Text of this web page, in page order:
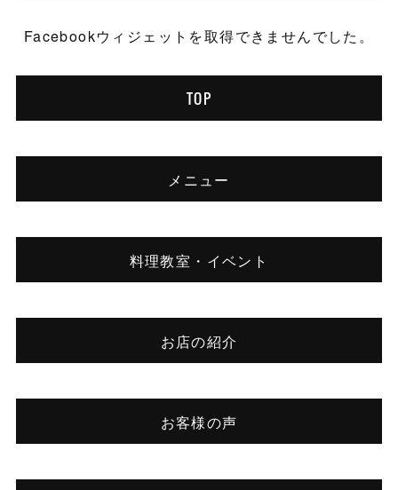
Facebookウィジェットを取得できませんでした。
TOP
メニュー
料理教室・イベント
お店の紹介
お客様の声